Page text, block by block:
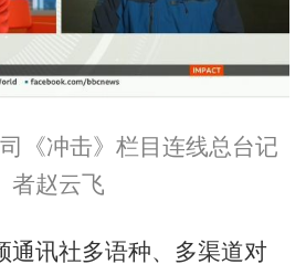
《冲击》栏目连线总台记
者赵云飞
通讯社多语种、多渠道对